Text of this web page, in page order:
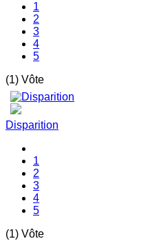
1
2
3
4
5
(1) Vôte
Disparition
1
2
3
4
5
(1) Vôte